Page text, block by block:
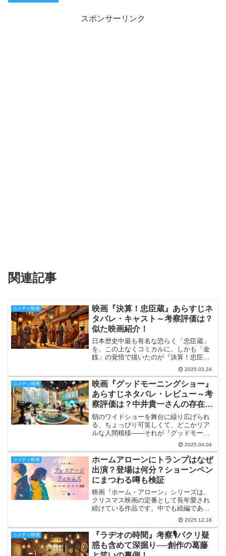
スポンサーリンク
関連記事
コメディ映画
映画『決算！忠臣蔵』あらすじネ
タバレ・キャスト～考察評価は？
似た映画紹介！
日本歴史中最も有名な恐らく「忠臣蔵」
を、この上なくコミカルに、しかも「金
銭」の覚悟で描いたのが『決算！忠臣
蔵』です。平成、元禄とさまざまな成功
作をご存じない加筆家コンビの副田淳さ
んが編集を手がけ、ときにシニカルなが
らも深い人間感を広げていま...
2025.03.24
コメディ映画
映画『グッドモーニングショー』
あらすじネタバレ・レビュー～考
察評価は？中井貴一さんの存在感
と演技力！
朝のワイドショーを舞台に繰り広げられ
る、ちょっぴり可笑しくて、どこかリア
ルな人間模様――それが『グッドモーニ
ングショー』です☀️📺この作品は、にぎ
やかで予測不能な日常を軽快なテンポで
描きつつ、現代社会に潜む「情報」と
「人間関係」のズレを、ユ...
2025.04.04
コメディ映画
ホームアローンにトランプはなぜ
出演？登場は何分？ショーンペン
にまつわる噂も検証
映画『ホーム・アローン』シリーズは、
クリスマス映画の定番として長年愛され
続けている作品です。中でも続編である
『ホーム・アローン2』を久しぶりに見返
していると、「あれ？ 今映った人っ
て……」と、思わず二度見してしまう印
象的なシーンがあります。...
2025.12.18
コメディ映画
『ラヂオの時間』考察🎙️パクリ疑
惑も含めて深掘り──創作の葛藤